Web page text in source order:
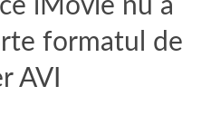
iMovie nu a
formatul de
AVI